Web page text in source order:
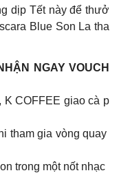
dịp Tết này để thưở
Blue Son La tha
NGAY VOUCH
K COFFEE giao cà p
tham gia vòng quay
trong một nốt nhạc